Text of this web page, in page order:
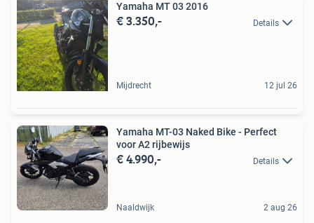
Yamaha MT 03 2016
€ 3.350,- Details
Mijdrecht 12 jul 26
Yamaha MT-03 Naked Bike - Perfect
voor A2 rijbewijs
€ 4.990,- Details
Naaldwijk 2 aug 26